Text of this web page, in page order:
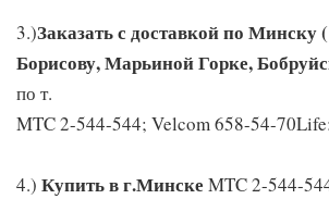
3.)Заказать с доставкой по
Борисову, Марьиной Горке,
по т.
MTC 2-544-544; Velcom 658-54-
4.) Купить в г.Минске MTC 2-544-